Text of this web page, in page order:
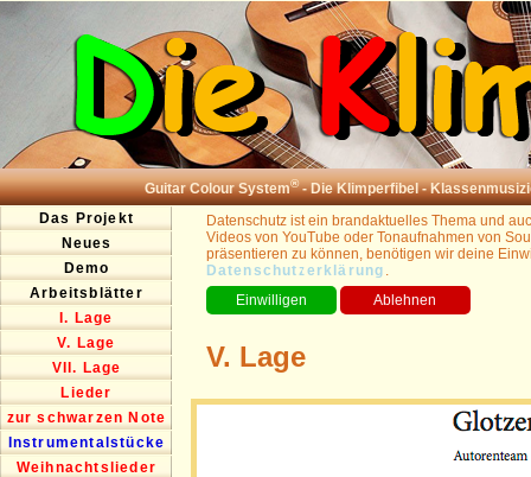
Guitar Colour System®- Die Klimperfibel -
Das Projekt
Neues
Demo
Arbeitsblätter
I. Lage
V. Lage
VII. Lage
Lieder
zur schwarzen Note
Instrumentalstücke
Weihnachtslieder
Datenschutz ist ein brandaktuelles Thema und
Videos von YouTube oder Tonaufnahmen von
präsentieren zu können, benötigen wir deine
Datenschutzerklärung .
V. Lage